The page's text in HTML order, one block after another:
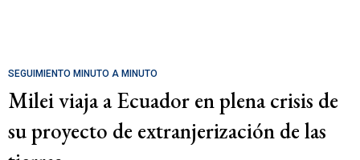
SEGUIMIENTO MINUTO A MINUTO
Milei viaja a Ecuador en plena crisis de
su proyecto de extranjerización de las